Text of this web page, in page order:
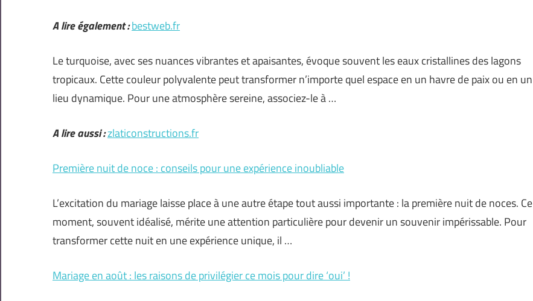
A lire également :bestweb.fr
Le turquoise, avec ses nuances vibrantes et apaisantes, évoque souvent les eaux cristallines des lagons
tropicaux. Cette couleur polyvalente peut transformer n’importe quel espace en un havre de paix ou en un
lieu dynamique. Pour une atmosphère sereine, associez-le à …
A lire aussi :zlaticonstructions.fr
Première nuit de noce : conseils pour une expérience inoubliable
L’excitation du mariage laisse place à une autre étape tout aussi importante : la première nuit de noces. Ce
moment, souvent idéalisé, mérite une attention particulière pour devenir un souvenir impérissable. Pour
transformer cette nuit en une expérience unique, il …
Mariage en août : les raisons de privilégier ce mois pour dire ‘oui’ !